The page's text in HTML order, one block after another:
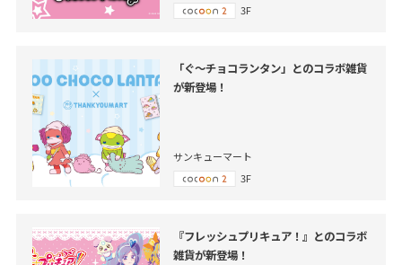
3F
「ぐ～チョコランタン」とのコラボ雑貨
が新登場！
サンキューマート
3F
『フレッシュプリキュア！』とのコラボ
雑貨が新登場！